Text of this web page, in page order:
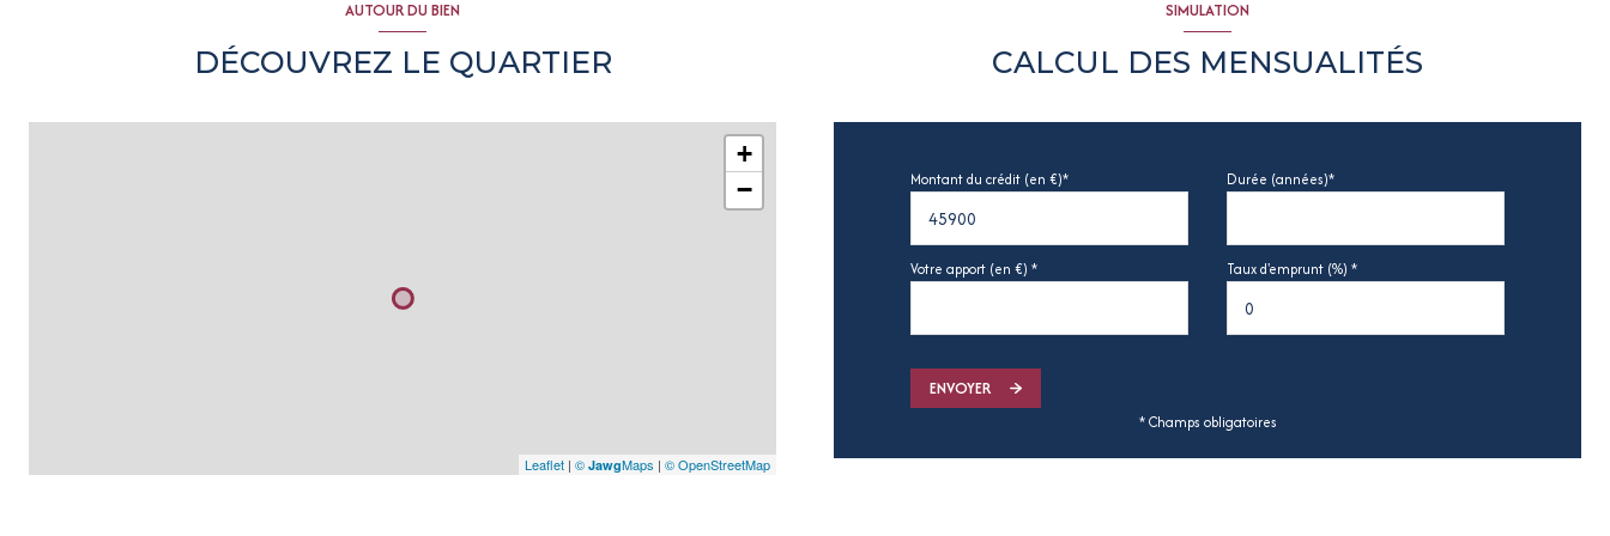
AUTOUR DU BIEN
DÉCOUVREZ LE QUARTIER
+
−
Leaflet | © JawgMaps | © OpenStreetMap
SIMULATION
CALCUL DES MENSUALITÉS
Montant du crédit (en €)* Durée (années)*
Votre apport (en €) * Taux d'emprunt (%) *
ENVOYER
* Champs obligatoires